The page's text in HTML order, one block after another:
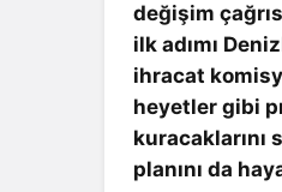
değişim
ilk adımı
ihracat
heyetler gibi
kuracaklarını
planını da